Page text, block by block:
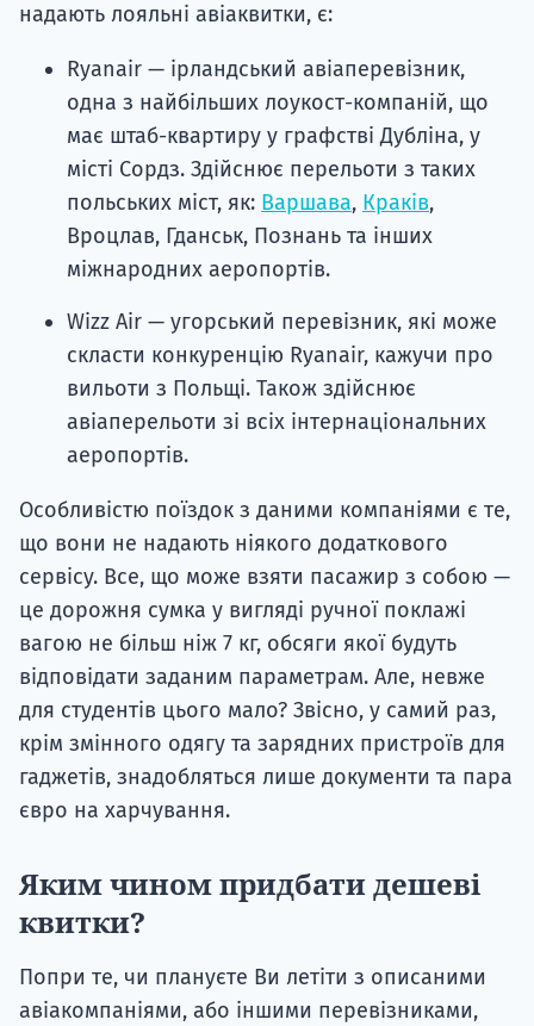
надають лояльні авіаквитки, є:
Ryanair — ірландський авіаперевізник,
одна з найбільших лоукост-компаній, що
має штаб-квартиру у графстві Дубліна, у
місті Сордз. Здійснює перельоти з таких
польських міст, як: Варшава, Краків,
Вроцлав, Гданськ, Познань та інших
міжнародних аеропортів.
Wizz Air — угорський перевізник, які може
скласти конкуренцію Ryanair, кажучи про
вильоти з Польщі. Також здійснює
авіаперельоти зі всіх інтернаціональних
аеропортів.
Особливістю поїздок з даними компаніями є те,
що вони не надають ніякого додаткового
сервісу. Все, що може взяти пасажир з собою —
це дорожня сумка у вигляді ручної поклажі
вагою не більш ніж 7 кг, обсяги якої будуть
відповідати заданим параметрам. Але, невже
для студентів цього мало? Звісно, у самий раз,
крім змінного одягу та зарядних пристроїв для
гаджетів, знадобляться лише документи та пара
євро на харчування.
Яким чином придбати дешеві
квитки?
Попри те, чи плануєте Ви летіти з описаними
авіакомпаніями, або іншими перевізниками,